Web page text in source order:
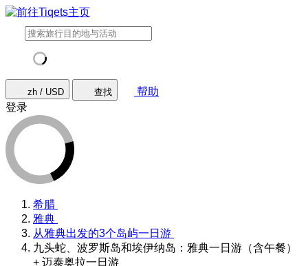
zh / USD 查找
帮助
登录
希腊
雅典
从雅典出发的3个岛屿一日游
九头蛇、波罗斯岛和埃伊纳岛：雅典一日游（含午餐）
+ 迈泰奥拉一日游